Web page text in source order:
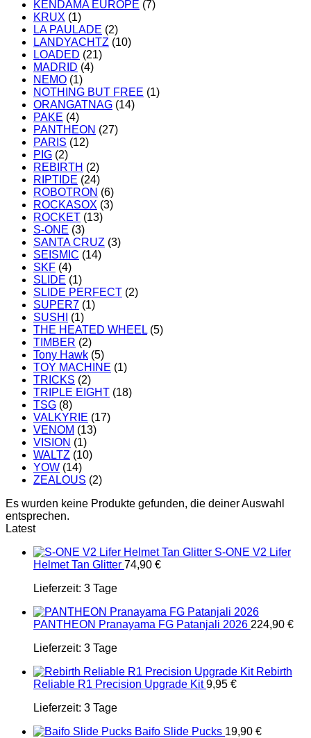
KENDAMA EUROPE (7)
KRUX (1)
LA PAULADE (2)
LANDYACHTZ (10)
LOADED (21)
MADRID (4)
NEMO (1)
NOTHING BUT FREE (1)
ORANGATNAG (14)
PAKE (4)
PANTHEON (27)
PARIS (12)
PIG (2)
REBIRTH (2)
RIPTIDE (24)
ROBOTRON (6)
ROCKASOX (3)
ROCKET (13)
S-ONE (3)
SANTA CRUZ (3)
SEISMIC (14)
SKF (4)
SLIDE (1)
SLIDE PERFECT (2)
SUPER7 (1)
SUSHI
(1)
THE HEATED WHEEL (5)
TIMBER (2)
Tony Hawk (5)
TOY MACHINE (1)
TRICKS (2)
TRIPLE EIGHT (18)
TSG (8)
VALKYRIE (17)
VENOM (13)
VISION (1)
WALTZ (10)
YOW (14)
ZEALOUS (2)
Es wurden keine Produkte gefunden, die deiner Auswahl
entsprechen.
Latest
S-ONE V2 Lifer
Helmet Tan Glitter 74,90 €
Lieferzeit: 3 Tage
PANTHEON Pranayama FG Patanjali 2026 224,90 €
Lieferzeit: 3 Tage
Rebirth
Reliable R1 Precision Upgrade Kit 9,95 €
Lieferzeit: 3 Tage
Baifo Slide Pucks 19,90 €